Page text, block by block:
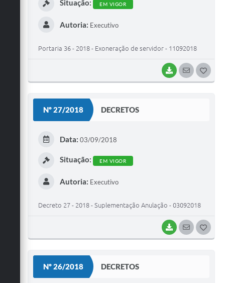
BAIXARSEGUIR
Situação: EM VIGOR
Autoria: Executivo
Portaria 36 - 2018 - Exoneração de servidor - 11092018
Nº 27/2018 DECRETOS
BAIXARSEGUIR
Data: 03/09/2018
Situação: EM VIGOR
Autoria: Executivo
Decreto 27 - 2018 - Suplementação Anulação - 03092018
Nº 26/2018 DECRETOS